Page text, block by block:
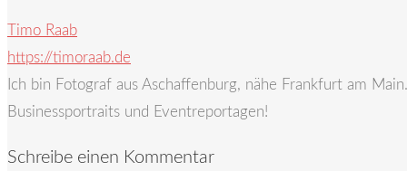
Timo Raab
https://timoraab.de
Ich bin Fotograf aus Aschaffenburg, nähe Frankfurt am
Businessportraits und Eventreportagen!
Schreibe einen Kommentar